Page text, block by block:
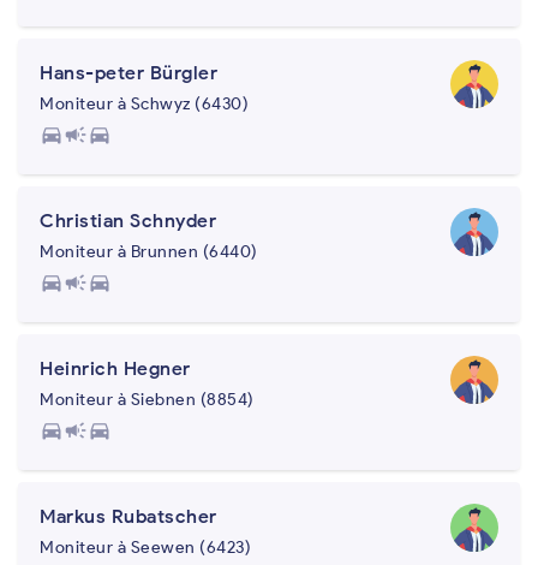
Hans-peter Bürgler
Moniteur à Schwyz (6430)
directions_carcampaigndirections_car
Christian Schnyder
Moniteur à Brunnen (6440)
directions_carcampaigndirections_car
Heinrich Hegner
Moniteur à Siebnen (8854)
directions_carcampaigndirections_car
Markus Rubatscher
Moniteur à Seewen (6423)